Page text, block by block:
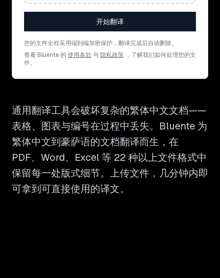
开始翻译
您的文件全程采用端到端加密保护，翻译完成后自动删除。
查看 Bluente 的 使用条款 与隐私政策 ，了解我们如何处理您的文
件。
通用翻译工具会破坏复杂的繁体中文文档——
表格、图表与编号在过程中丢失。Bluente 为
繁体中文到豪萨语的文档翻译而生，在
PDF、Word、Excel 等 22 种以上文件格式中
保留每一处版式细节。上传文件，几分钟内即
可拿到可直接使用的译文。